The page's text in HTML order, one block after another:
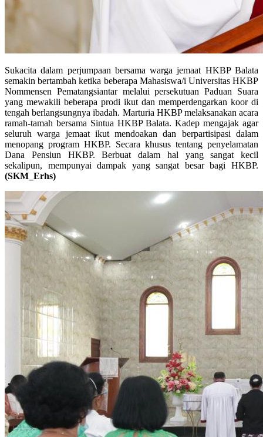
Sukacita dalam perjumpaan bersama warga jemaat HKBP Balata
semakin bertambah ketika beberapa Mahasiswa/i Universitas HKBP
Nommensen Pematangsiantar melalui persekutuan Paduan Suara
yang mewakili beberapa prodi ikut dan memperdengarkan koor di
tengah berlangsungnya ibadah. Marturia HKBP melaksanakan acara
ramah-tamah bersama Sintua HKBP Balata. Kadep mengajak agar
seluruh warga jemaat ikut mendoakan dan berpartisipasi dalam
menopang program HKBP. Secara khusus tentang penyelamatan
Dana Pensiun HKBP. Berbuat dalam hal yang sangat kecil
sekalipun, mempunyai dampak yang sangat besar bagi HKBP.
(SKM_Erhs)